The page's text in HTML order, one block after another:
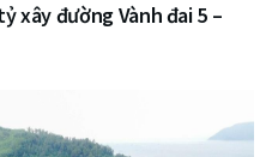
xây đường Vành đai 5 –